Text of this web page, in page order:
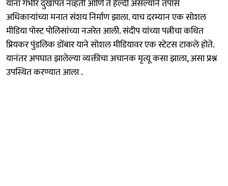
यांना गंभीर दुखापत नव्हती आणि ते हेल्दी असल्याने तपास
अधिकाऱ्यांच्या मनात संशय निर्माण झाला. याच दरम्यान एक सोशल
मीडिया पोस्ट पोलिसांच्या नजरेत आली. संदीप यांच्या पत्नीचा कथित
प्रियकर पुंडलिक डोंबार याने सोशल मीडियावर एक स्टेटस टाकले होते.
यानंतर अपघात झालेल्या व्यक्तीचा अचानक मृत्यू कसा झाला, असा प्रश्न
उपस्थित करण्यात आला .